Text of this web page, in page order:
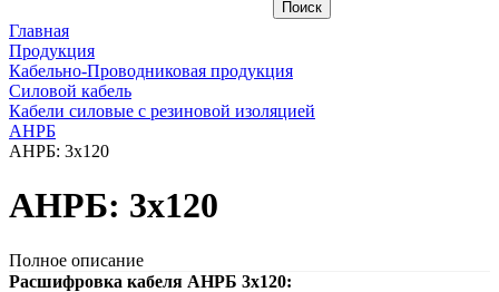
Главная
Продукция
Кабельно-Проводниковая продукция
Силовой кабель
Кабели силовые с резиновой изоляцией
АНРБ
АНРБ: 3х120
АНРБ: 3х120
Полное описание
Расшифровка кабеля АНРБ 3х120: